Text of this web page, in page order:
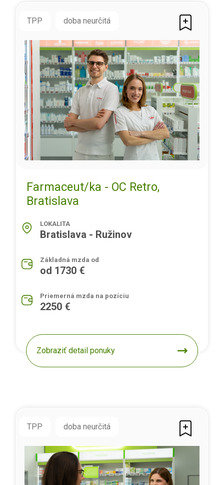
TPP doba neurčitá
Farmaceut/ka - OC Retro,
Bratislava
LOKALITA
Bratislava - Ružinov
Základná mzda od
od 1730 €
Priemerná mzda na pozíciu
2250 €
Zobraziť detail ponuky
TPP doba neurčitá